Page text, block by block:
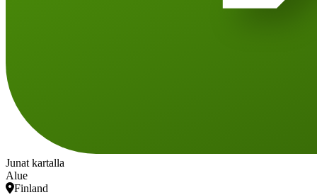
Junat kartalla
Alue
Finland